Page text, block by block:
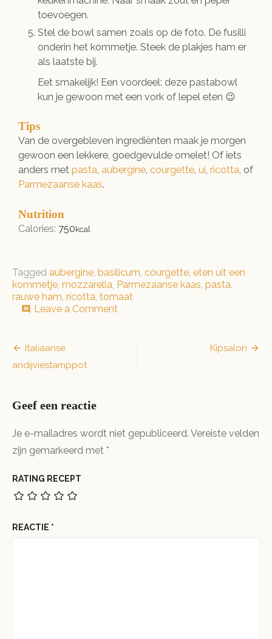
toevoegen.
Stel de bowl samen zoals op de foto. De fusilli
onderin het kommetje. Steek de plakjes ham er
als laatste bij.
Eet smakelijk! Een voordeel: deze pastabowl
kun je gewoon met een vork of lepel eten 😉
Tips
Van de overgebleven ingrediënten maak je morgen
gewoon een lekkere, goedgevulde omelet! Of iets
anders met pasta, aubergine, courgette, ui, ricotta, of
Parmezaanse kaas.
Nutrition
Calories: 750kcal
Tagged aubergine basilicum courgette eten uit een
kommetje mozzarella Parmezaanse kaas pasta
rauwe ham ricotta tomaat
comment Leave a Comment
Bericht
navigatie
Italiaanse
andijviestamppot
Kipsalon
Geef een reactie
Je e-mailadres wordt niet gepubliceerd. Vereiste velden
zijn gemarkeerd met *
RATING RECEPT
REACTIE *